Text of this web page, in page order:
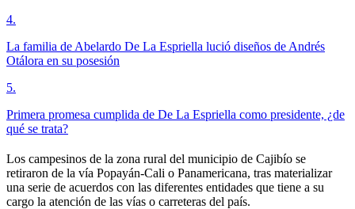
4.
La familia de Abelardo De La Espriella lució diseños de Andrés
Otálora en su posesión
5.
Primera promesa cumplida de De La Espriella como presidente, ¿de
qué se trata?
Los campesinos de la zona rural del municipio de Cajibío se
retiraron de la vía Popayán-Cali o Panamericana, tras materializar
una serie de acuerdos con las diferentes entidades que tiene a su
cargo la atención de las vías o carreteras del país.